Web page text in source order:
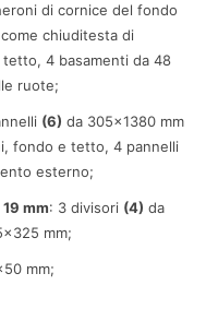
di cornice del fondo
chiuditesta di
4 basamenti da 48
ruote;
(6) da 305×1380 mm
fondo e tetto, 4 pannelli
esterno;
mm: 3 divisori (4) da
mm;
mm;